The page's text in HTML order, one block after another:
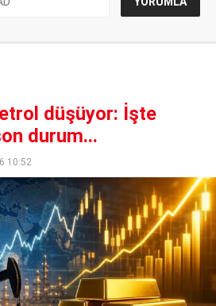
düşüyor: İşte
durum...
10:52